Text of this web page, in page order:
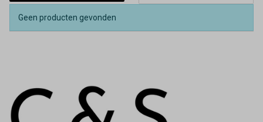
Capisce
Mode
Geen producten gevonden